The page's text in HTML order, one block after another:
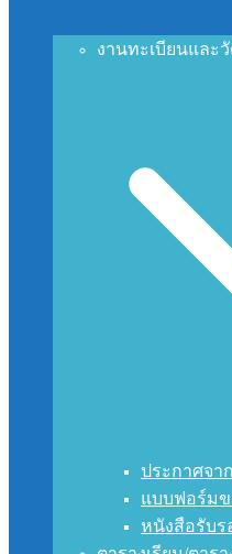
งานทะเบียนและ
ประกาศจา
แบบฟอร์มข
หนังสือรับร